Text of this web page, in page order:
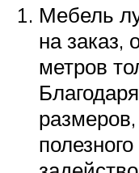
Мебель
на заказ,
метров